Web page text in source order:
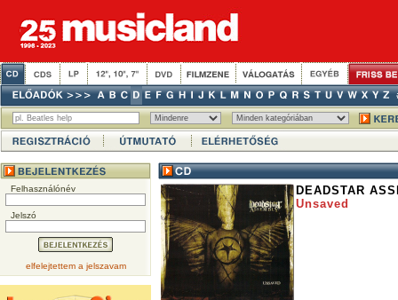
Felhasználónév
Jelszó
elfelejtettem a jelszavam
DEADSTAR
Unsaved